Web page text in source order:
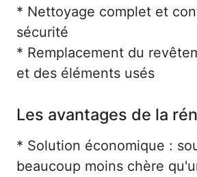
* Nettoyage complet et
sécurité
* Remplacement du
et des éléments usés
Les avantages de la
* Solution économique :
beaucoup moins chère